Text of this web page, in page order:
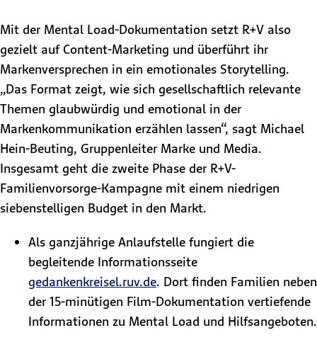
Mit der Mental Load-Dokumentation setzt R+V also
gezielt auf Content-Marketing und überführt ihr
Markenversprechen in ein emotionales Storytelling.
„Das Format zeigt, wie sich gesellschaftlich relevante
Themen glaubwürdig und emotional in der
Markenkommunikation erzählen lassen“, sagt Michael
Hein-Beuting, Gruppenleiter Marke und Media.
Insgesamt geht die zweite Phase der R+V-
Familienvorsorge-Kampagne mit einem niedrigen
siebenstelligen Budget in den Markt.
Als ganzjährige Anlaufstelle fungiert die
begleitende Informationsseite
gedankenkreisel.ruv.de. Dort finden Familien neben
der 15-minütigen Film-Dokumentation vertiefende
Informationen zu Mental Load und Hilfsangeboten.